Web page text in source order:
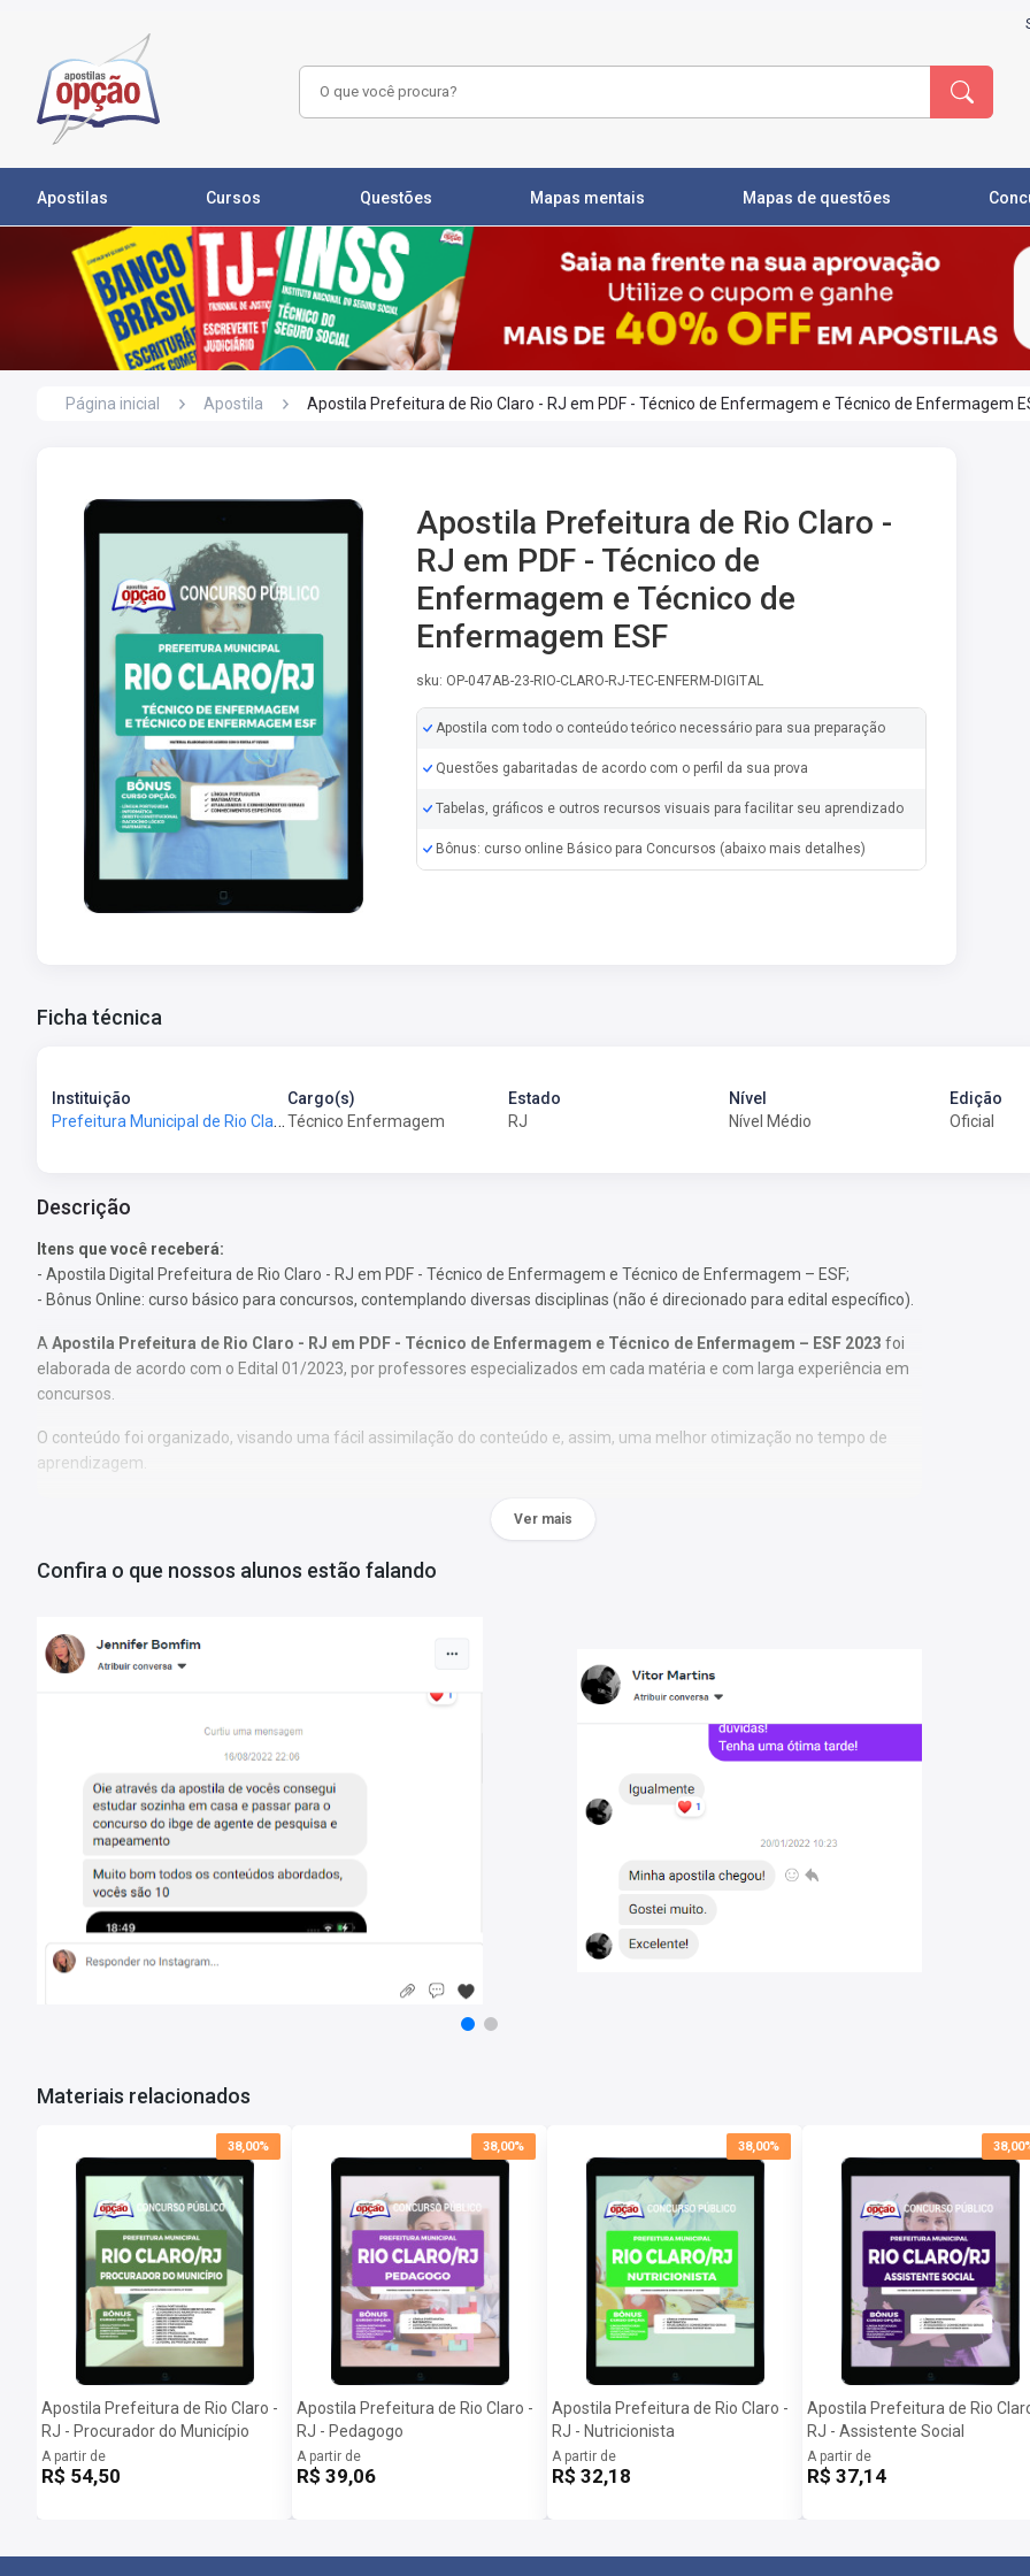
Apostilas Cursos Questões Mapas mentais Mapas de questões
Página inicial Apostila Apostila Prefeitura de Rio Claro - RJ em PDF - Técnico de Enfermagem e Técnico de Enfermagem
Apostila Prefeitura de Rio Claro -
RJ em PDF - Técnico de
Enfermagem e Técnico de
Enfermagem ESF
sku: OP-047AB-23-RIO-CLARO-RJ-TEC-ENFERM-DIGITAL
Apostila com todo o conteúdo teórico necessário para sua preparação
Questões gabaritadas de acordo com o perfil da sua prova
Tabelas, gráficos e outros recursos visuais para facilitar seu aprendizado
Bônus: curso online Básico para Concursos (abaixo mais detalhes)
Ficha técnica
Instituição
Prefeitura Municipal de Rio Claro - RJ - Prefeitura de Rio Claro - RJ
Cargo(s)
Técnico Enfermagem
Estado
RJ
Nível
Nível Médio
Edição
Oficial
Descrição
Itens que você receberá:
- Apostila Digital Prefeitura de Rio Claro - RJ em PDF - Técnico de Enfermagem e Técnico de Enfermagem – ESF;
- Bônus Online: curso básico para concursos, contemplando diversas disciplinas (não é direcionado para edital específico).
A Apostila Prefeitura de Rio Claro - RJ em PDF - Técnico de Enfermagem e Técnico de Enfermagem – ESF 2023 foi
elaborada de acordo com o Edital 01/2023, por professores especializados em cada matéria e com larga experiência em
concursos.
O conteúdo foi organizado, visando uma fácil assimilação do conteúdo e, assim, uma melhor otimização no tempo de
aprendizagem.
- Estude pelo computador, tablet e smartphone;
Matérias da Apostila:
Língua Portuguesa
Atualidades e Conhecimentos Gerais
Conhecimentos Específicos
Mais informações sobre o concurso Prefeitura de Rio Claro - RJ 2023:
7 vagas + cadastro reserva
Inscrições:De 28/03/2023 a 28/04/2023
Salário:R$ 2.192,59
Taxa de Inscrição:
Provas:
18/06/2023
Organizadora:
Assim que o pagamento for confirmado, você receberá um e-mail com as informações para baixar a apostila digital.
Ver mais
Confira o que nossos alunos estão falando
Materiais relacionados
38,00%
Apostila Prefeitura de Rio Claro -
RJ - Procurador do Município
A partir de
R$ 54,50
38,00%
Apostila Prefeitura de Rio Claro -
RJ - Pedagogo
A partir de
R$ 39,06
38,00%
Apostila Prefeitura de Rio Claro -
RJ - Nutricionista
A partir de
R$ 32,18
Apostila Prefeitura de Rio
RJ - Assistente Social
A partir de
R$ 37,14